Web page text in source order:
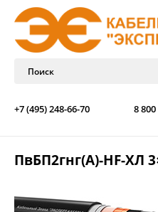
+7 (495) 248-66-70 8
ПвБП2гнг(А)-HF-ХЛ